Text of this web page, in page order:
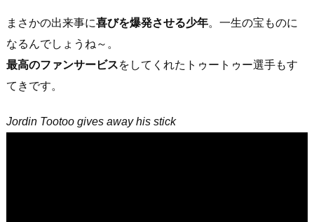
まさかの出来事に喜びを爆発させる少年。一生の宝ものに
なるんでしょうね～。
最高のファンサービスをしてくれたトゥートゥー選手もす
てきです。
Jordin Tootoo gives away his stick